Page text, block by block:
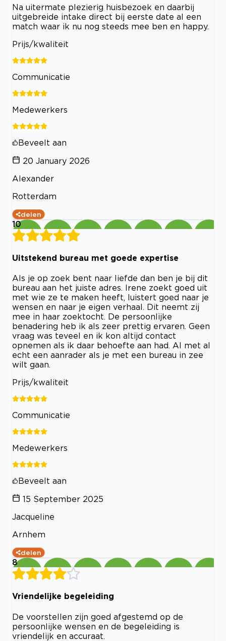
Na uitermate plezierig huisbezoek en daarbij
uitgebreide intake direct bij eerste date al een
match waar ik nu nog steeds mee ben en happy.
Prijs/kwaliteit
Communicatie
Medewerkers
Beveelt aan
20 January 2026
Alexander
Rotterdam
delen
10
Uitstekend bureau met goede expertise
Als je op zoek bent naar liefde dan ben je bij dit
bureau aan het juiste adres. Irene zoekt goed uit
met wie ze te maken heeft, luistert goed naar je
wensen en naar je eigen verhaal. Dit neemt zij
mee in haar zoektocht. De persoonlijke
benadering heb ik als zeer prettig ervaren. Geen
vraag was teveel en ik kon altijd contact
opnemen als ik daar behoefte aan had. Al met al
echt een aanrader als je met een bureau in zee
wilt gaan.
Prijs/kwaliteit
Communicatie
Medewerkers
Beveelt aan
15 September 2025
Jacqueline
Arnhem
delen
8
Vriendelijke begeleiding
De voorstellen zijn goed afgestemd op de
persoonlijke wensen en de begeleiding is
vriendelijk en accuraat.